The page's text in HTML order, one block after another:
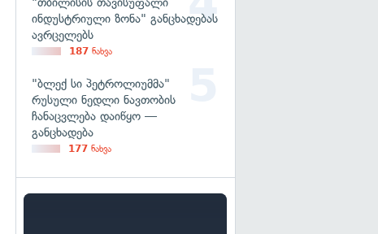
ინდუსტრიული ზონა" განცხადებას
ავრცელებს
187 ნახვა
"ბლექ სი პეტროლიუმმა"
რუსული ნედლი ნავთობის
ჩანაცვლება დაიწყო —
განცხადება
177 ნახვა